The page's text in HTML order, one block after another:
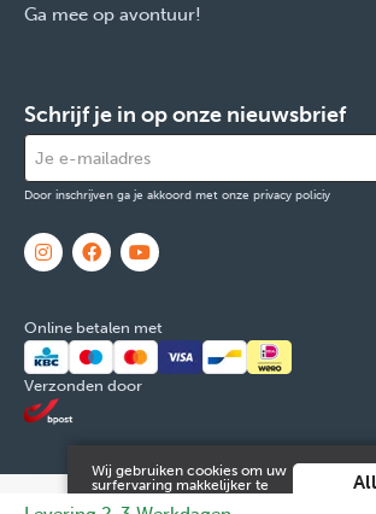
Ga mee op avontuur!
Schrijf je in op onze nieuwsbrief
Door inschrijven ga je akkoord met onze privacy policiy
Online betalen met
Verzonden door
© 2026 FOX & Cie Ondernemingsnr:
Wij gebruiken cookies om uw
surfervaring makkelijker te